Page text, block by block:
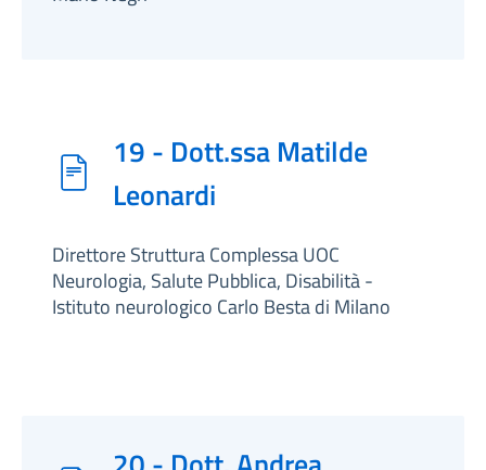
19 - Dott.ssa Matilde
Leonardi
Direttore Struttura Complessa UOC
Neurologia, Salute Pubblica, Disabilità -
Istituto neurologico Carlo Besta di Milano